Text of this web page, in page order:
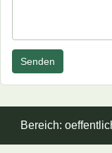
Senden
Bereich: